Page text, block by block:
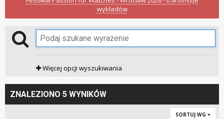
wykładów
Więcej opcji wyszukiwania
ZNALEZIONO 5 WYNIKÓW
SORTUJ WG